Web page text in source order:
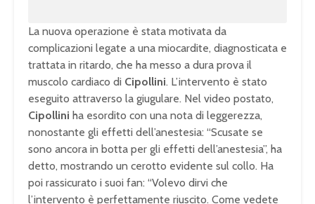
La nuova operazione è stata motivata da
complicazioni legate a una miocardite, diagnosticata e
trattata in ritardo, che ha messo a dura prova il
muscolo cardiaco di Cipollini. L’intervento è stato
eseguito attraverso la giugulare. Nel video postato,
Cipollini ha esordito con una nota di leggerezza,
nonostante gli effetti dell’anestesia: “Scusate se
sono ancora in botta per gli effetti dell’anestesia”, ha
detto, mostrando un cerotto evidente sul collo. Ha
poi rassicurato i suoi fan: “Volevo dirvi che
l’intervento è perfettamente riuscito. Come vedete